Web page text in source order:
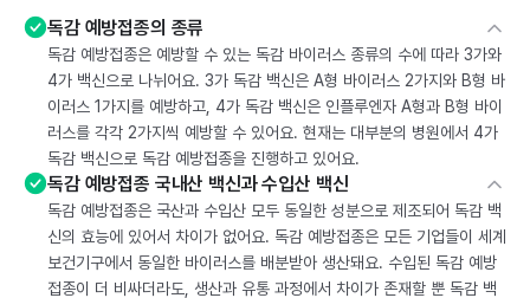
독감 예방접종의 종류
독감 예방접종은 예방할 수 있는 독감 바이러스 종류의 수에 따라 3가와
4가 백신으로 나뉘어요. 3가 독감 백신은 A형 바이러스 2가지와 B형 바
이러스 1가지를 예방하고, 4가 독감 백신은 인플루엔자 A형과 B형 바이
러스를 각각 2가지씩 예방할 수 있어요. 현재는 대부분의 병원에서 4가
독감 백신으로 독감 예방접종을 진행하고 있어요.
독감 예방접종 국내산 백신과 수입산 백신
독감 예방접종은 국산과 수입산 모두 동일한 성분으로 제조되어 독감 백
신의 효능에 있어서 차이가 없어요. 독감 예방접종은 모든 기업들이 세계
보건기구에서 동일한 바이러스를 배분받아 생산돼요. 수입된 독감 예방
접종이 더 비싸더라도, 생산과 유통 과정에서 차이가 존재할 뿐 독감 백